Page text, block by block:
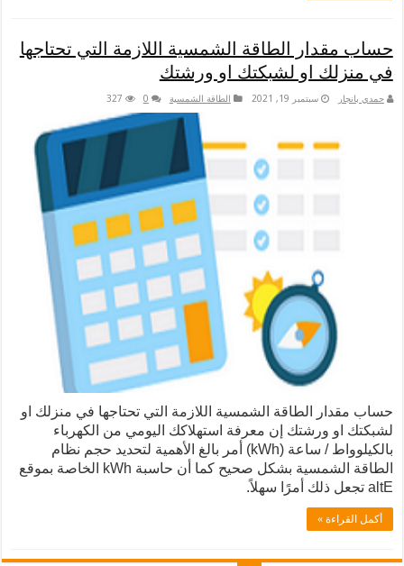
الطاقة الشمسية اللازمة التي تحتاجها
او لشبكتك او ورشتك
سبتمبر 19, 2021 الطاقة الشمسية 0
327
الطاقة الشمسية اللازمة التي تحتاجها في منزلك او
إن معرفة استهلاكك اليومي من الكهرباء
بالكيلوواط / ساعة (kWh) أمر بالغ الأهمية لتحديد حجم نظام
الطاقة الشمسية بشكل صحيح كما أن حاسبة kWh الخاصة بموقع